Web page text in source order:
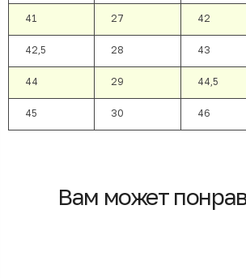
41 27 42
42,5 28 43
44 29 44,5
45 30 46
Вам может